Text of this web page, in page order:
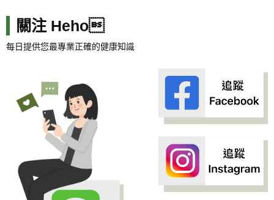
關注 Heho
每日提供您最專業正確的健康知識